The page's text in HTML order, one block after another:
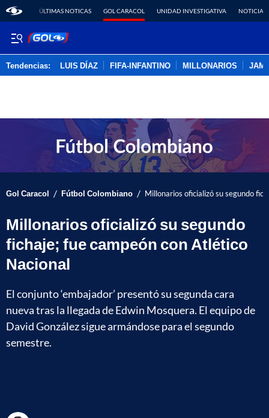
ÚLTIMAS NOTICAS GOL CARACOL UNIDAD INVESTIGATIVA NOTICIAS
Tendencias: LUIS DÍAZ FIFA-INFANTINO MILLONARIOS
Gol Caracol / Fútbol Colombiano / Millonarios oficializó su segundo
Millonarios oficializó su segundo
fichaje; fue campeón con Atlético
Nacional
El conjunto ‘embajador’ presentó su segunda cara
nueva tras la llegada de Edwin Mosquera. El equipo de
David González sigue armándose para el segundo
semestre.